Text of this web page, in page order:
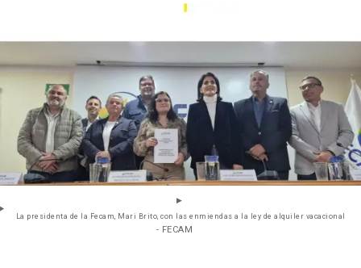
La presidenta de la Fecam, Mari Brito, con las enmiendas a la ley de alquiler vacacional
- FECAM